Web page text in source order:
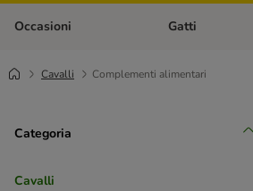
Occasioni Apri Menù
Gatti
Cavalli Complementi alimentari
Categoria
Cavalli